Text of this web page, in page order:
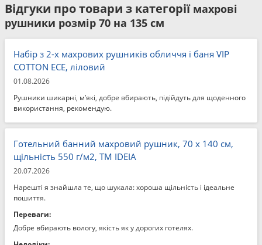
Відгуки про товари з категорії махрові
рушники розмір 70 на 135 см
Набір з 2-х махрових рушників обличчя і баня VIP
COTTON ECE, ліловий
01.08.2026
Рушники шикарні, м’які, добре вбирають, підійдуть для щоденного
використання, рекомендую.
Готельний банний махровий рушник, 70 x 140 см,
щільність 550 г/м2, ТМ IDEIA
20.07.2026
Нарешті я знайшла те, що шукала: хороша щільність і ідеальне
пошиття.
Переваги:
Добре вбирають вологу, якість як у дорогих готелях.